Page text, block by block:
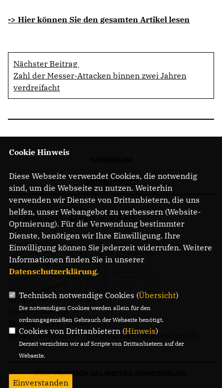
-> Hier können Sie den gesamten Artikel lesen
Nächster Beitrag
Zahl der Messer-Attacken binnen zwei Jahren
verdreifacht
Steeven Bretz MdL
Gregor-Mendel-Straße 3
14469 Potsdam
Telefon: 0331 - 20085713
E-Mail: buero.steeven.bretz@mdl.brandenburg.de
CDU-FRAKTION IM LANDTAG BRANDENBURG
Cookie Hinweis
Diese Webseite verwendet Cookies, die notwendig
sind, um die Webseite zu nutzen. Weiterhin
verwenden wir Dienste von Drittanbietern, die uns
helfen, unser Webangebot zu verbessern (Website-
Optmierung). Für die Verwendung bestimmter
Dienste, benötigen wir Ihre Einwilligung. Ihre
Einwilligung können Sie jederzeit widerrufen. Weitere
Informationen finden Sie in unserer
Datenschutzerklärung.
Technisch notwendige Cookies (Übersicht)
Die notwendigen Cookies werden allein für den
ordnungsgemäßen Gebrauch der Webseite benötigt.
Cookies von Drittanbietern (Hinweis)
Derzeit verzichten wir auf Scripte von Drittanbietern auf der
Webseite.
Einverstanden